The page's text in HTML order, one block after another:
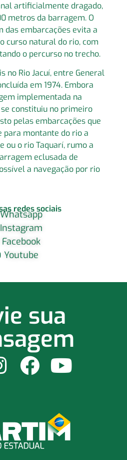
artificialmente dragado,
metros da barragem. O
das embarcações evita a
curso natural do rio, com
o percurso no trecho.
no Rio Jacuí, entre General
em 1974. Embora
implementada na
constituiu no primeiro
pelas embarcações que
para montante do rio a
ou o rio Taquarí, rumo a
eclusada de
a navegação por rio
redes sociais
Whatsapp
Instagram
Facebook
Youtube
sua